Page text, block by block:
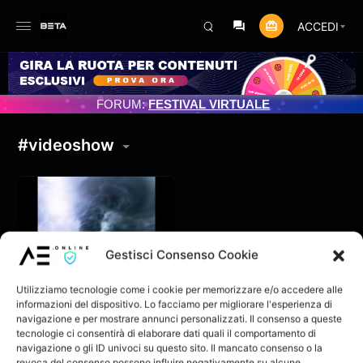
Gestisci Consenso Cookie
Utilizziamo tecnologie come i cookie per memorizzare e/o accedere alle
informazioni del dispositivo. Lo facciamo per migliorare l'esperienza di
navigazione e per mostrare annunci personalizzati. Il consenso a queste
tecnologie ci consentirà di elaborare dati quali il comportamento di
navigazione o gli ID univoci su questo sito. Il mancato consenso o la
ACCEDI
PROGRAMMATO 3/07/2025
FORUM:FESTIVAL VIRTUALE
#videoshow
Moris-IL Mondo è